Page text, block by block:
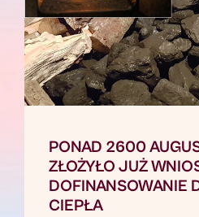
PONAD 2600
ZŁOŻYŁO JUŻ
DOFINANSOWANIE
CIEPŁA